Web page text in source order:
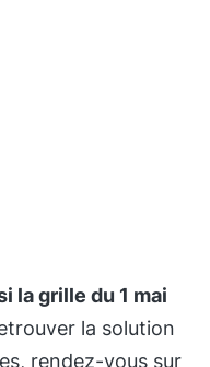
la grille du 1 mai
la solution
rendez-vous sur